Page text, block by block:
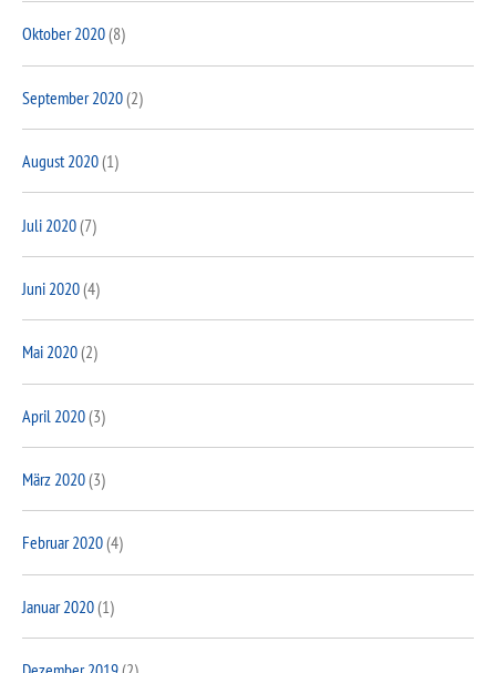
Oktober 2020(8)
September 2020(2)
August 2020(1)
Juli 2020(7)
Juni 2020(4)
Mai 2020(2)
April 2020(3)
März 2020(3)
Februar 2020(4)
Januar 2020(1)